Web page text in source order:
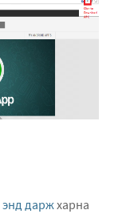
энд даржхарна